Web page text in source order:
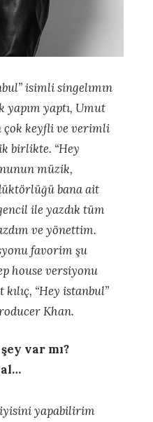
isimli singelımın
yapım yaptı, Umut
çok keyfli ve verimli
birlikte. “Hey
müzik,
bana ait
ile yazdık tüm
ve yönettim.
favorim şu
house versiyonu
“Hey istanbul”
Khan.
var mı?
iyisini yapabilirim